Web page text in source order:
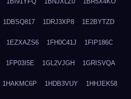
1DBSQ817 1DRJ3XP8 1E2BYTZD
1EZXAZS6 1FH0C41J 1FIP186C
1FP03I5E 1GL2VJGH 1GRISVQA
1HAKMC6P 1HDB3VUY 1HHJEK58